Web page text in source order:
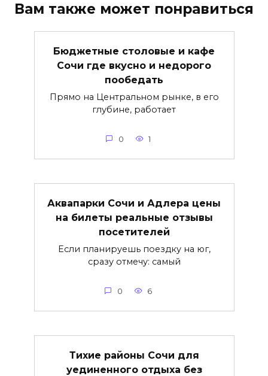
Вам также может понравиться
Бюджетные столовые и кафе
Сочи где вкусно и недорого
пообедать
Прямо на Центральном рынке, в его
глубине, работает
0 1
Аквапарки Сочи и Адлера цены
на билеты реальные отзывы
посетителей
Если планируешь поездку на юг,
сразу отмечу: самый
0 6
Тихие районы Сочи для
уединенного отдыха без